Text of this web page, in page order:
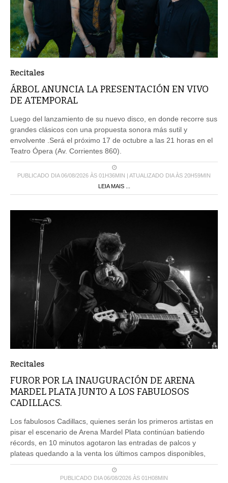
Recitales
ÁRBOL ANUNCIA LA PRESENTACIÓN EN VIVO
DE ATEMPORAL
Luego del lanzamiento de su nuevo disco, en donde recorre sus
grandes clásicos con una propuesta sonora más sutil y
envolvente .Será el próximo 17 de octubre a las 21 horas en el
Teatro Ópera (Av. Corrientes 860).
PUBLICADO DIA 06/08/2026 ÀS 01H36MIN | ATUALIZADO DIA ÀS 20H59MIN
LEIA MAIS ...
Recitales
FUROR POR LA INAUGURACIÓN DE ARENA
MARDEL PLATA JUNTO A LOS FABULOSOS
CADILLACS.
Los fabulosos Cadillacs, quienes serán los primeros artistas en
pisar el escenario de Arena Mardel Plata continúan batiendo
récords, en 10 minutos agotaron las entradas de palcos y
plateas quedando a la venta los últimos campos disponibles,
PUBLICADO DIA 06/08/2026 ÀS 01H08MIN